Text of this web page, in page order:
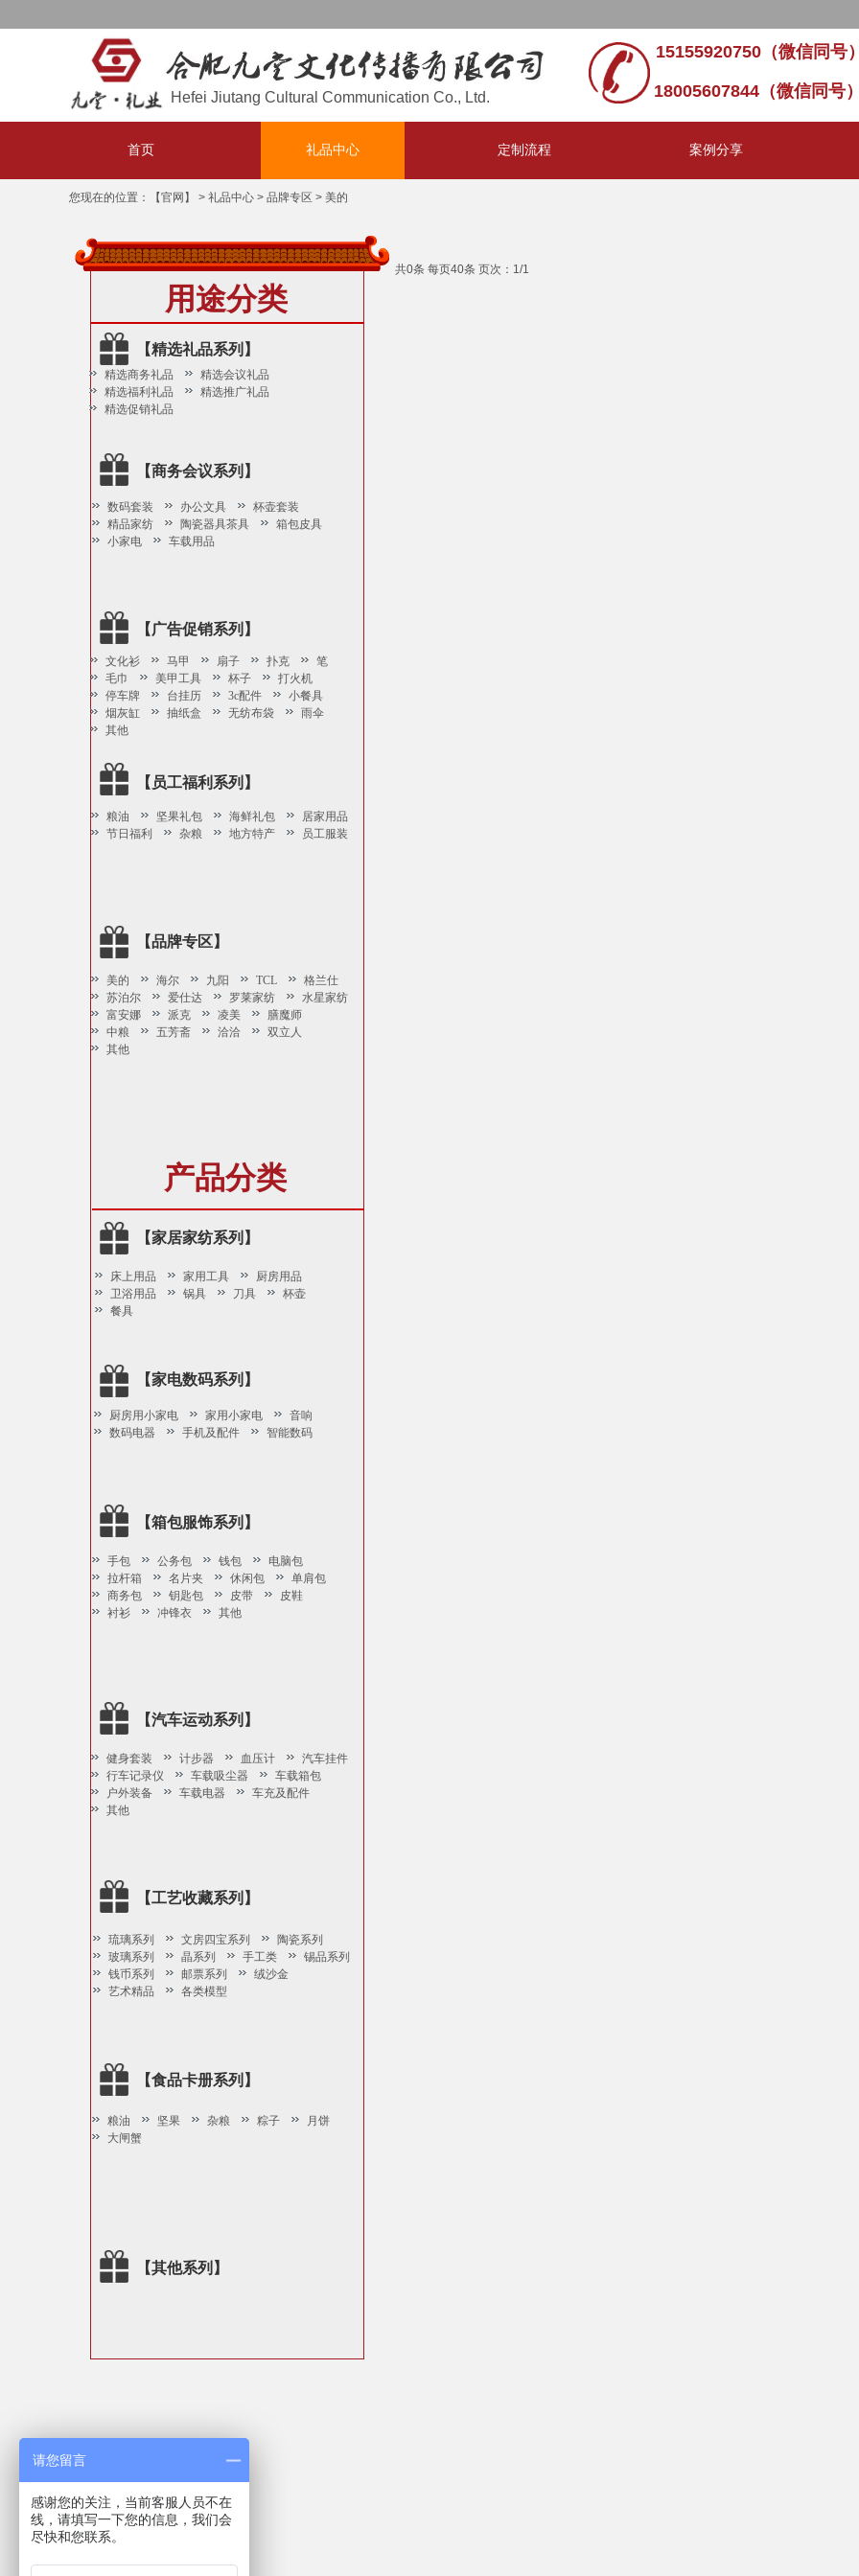
首页 礼品中心 定制流程 案例分享
Hefei Jiutang Cultural Communication Co., Ltd.
15155920750（微信同号
18005607844（微信同号
【家居家纺系列】
【商务会议系列】
用途分类
精选商务礼品
精选会议礼品
精选福利礼品
精选推广礼品
精选促销礼品
您现在的位置： 【官网】 > 礼品中心 > 品牌专区 > 美的
产品分类
粮油 坚果礼包 海鲜礼包
居家用品
节日福利
杂粮 地方特产 员工服装
【品牌专区】
美的 海尔 九阳 TCL
格兰仕
苏泊尔
爱仕达 罗莱家纺
水星家纺
富安娜
派克 凌美
膳魔师
中粮
五芳斋 洽洽
双立人
其他
数码套装 办公文具
杯壶套装
精品家纺
陶瓷器具茶具
箱包皮具
小家电
车载用品
【广告促销系列】
文化衫 马甲 扇子 扑克
笔
毛巾
美甲工具 杯子
打火机
停车牌
台挂历 3c配件
小餐具
烟灰缸
抽纸盒 无纺布袋
雨伞
其他
【员工福利系列】
床上用品 家用工具
厨房用品
卫浴用品
锅具 刀具
杯壶
餐具
【家电数码系列】
共0条 每页40条 页次：1/1
【其他系列】
粮油 坚果 杂粮 粽子
月饼
大闸蟹
琉璃系列 文房四宝系列
陶瓷系列
玻璃系列
晶系列 手工类
锡品系列
钱币系列
邮票系列
绒沙金
艺术精品
各类模型
【食品卡册系列】
健身套装 计步器 血压计
汽车挂件
行车记录仪
车载吸尘器
车载箱包
户外装备
车载电器
车充及配件
其他
手包 公务包 钱包
电脑包
拉杆箱
名片夹 休闲包
单肩包
商务包
钥匙包 皮带
皮鞋
衬衫
冲锋衣 其他
【汽车运动系列】
厨房用小家电 家用小家电
音响
数码电器
手机及配件 智能数码
【箱包服饰系列】
【精选礼品系列】
【工艺收藏系列】
请您留言
感谢您的关注，当前客服人员不在
线，请填写一下您的信息，我们会
尽快和您联系。